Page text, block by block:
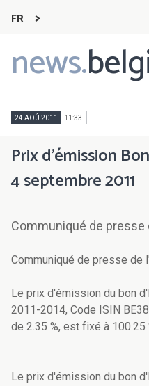
FR
news.
Main
navigation
24 AOÛ 2011 11:33
Prix d'émission
4 septembre 2011
Communiqué de presse
Communiqué de presse de
Le prix d'émission du bon
2011-2014, Code ISIN
de 2.35 %, est fixé à 100.25
Le prix d'émission du bon